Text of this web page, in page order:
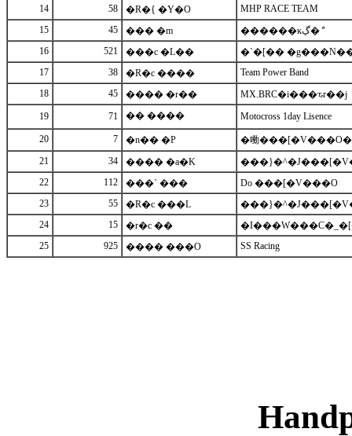
14
58 �R�{ �Y�O
MHP RACE TEAM
15
45 ��� �m
������ĸڲ�ް
16
521 ���c �L��
�`�[��
17
38 �R�c ����
Team Power Band
18
45 ���� �r��
MX.BRC�i���ԏr��j
19
71 �� ���� Motocross 1day Lisence
20 7 �n�� �P
�㗢���[�V���O�
21
34 ���� �a�K
22
112 ���` ���
Do ���[�V���O
23
55 �R�c ���L
24
15 �r�c ��
25
925 ���� ���O SS Racing